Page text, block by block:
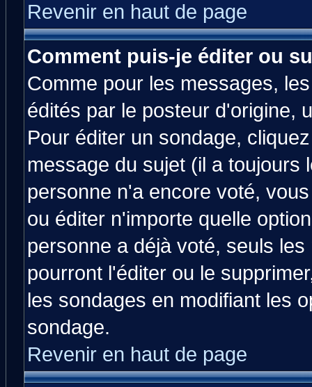
Revenir en haut de page
Comment puis-je éditer ou
Comme pour les messages,
édités par le posteur d'origine,
Pour éditer un sondage,
message du sujet (il a toujours
personne n'a encore voté,
ou éditer n'importe quelle
personne a déjà voté, seuls
pourront l'éditer ou le
les sondages en modifiant les
sondage.
Revenir en haut de page